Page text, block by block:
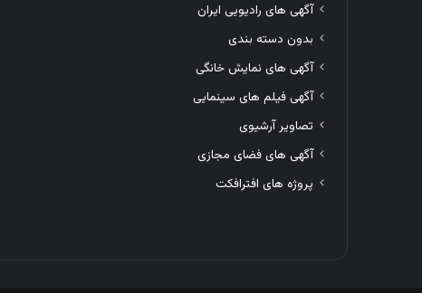
آگهی های رادیویی ایران
بدون دسته بندی
آگهی های نمایش خانگی
آگهی فیلم های سینمایی
تصاویر آرشیوی
آگهی های فضای مجازی
پروژه های افترافکت